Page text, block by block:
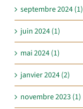
septembre 2024 (1)
juin 2024 (1)
mai 2024 (1)
janvier 2024 (2)
novembre 2023 (1)